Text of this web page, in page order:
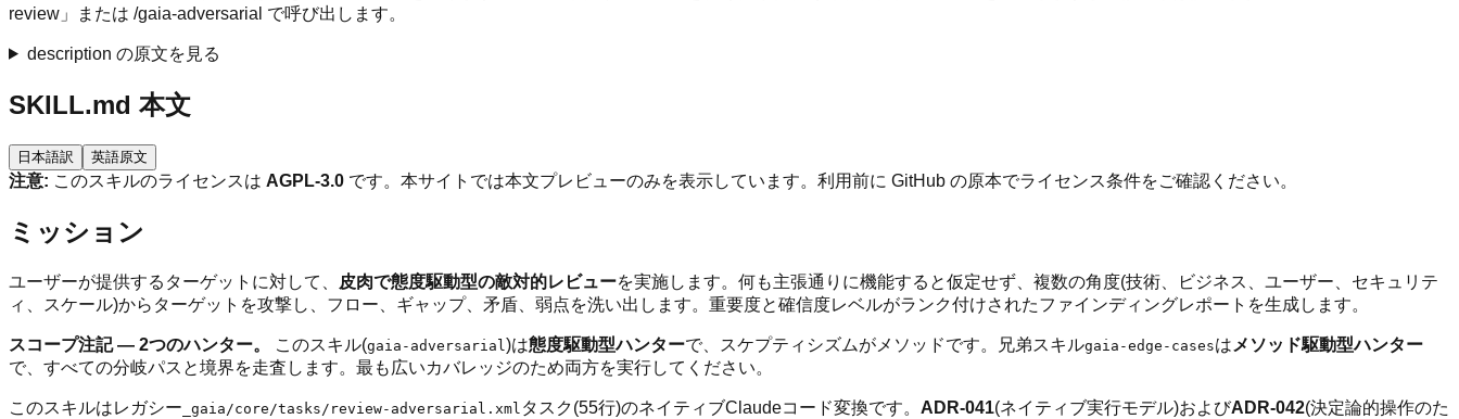
review」または /gaia-adversarial で呼び出します。
description の原文を見る
SKILL.md 本文
日本語訳 英語原文
注意: このスキルのライセンスは AGPL-3.0 です。本サイトでは本文プレビューのみを表示しています。利用前に GitHub の原本でライセンス条件をご確認ください。
ミッション
ユーザーが提供するターゲットに対して、 皮肉で態度駆動型の敵対的レビューを実施します。何も主張通りに機能すると仮定せず、複数の角度(技術、ビジネス、ユーザー、セキュリテ
ィ、スケール)からターゲットを攻撃し、フロー、ギャップ、矛盾、弱点を洗い出します。重要度と確信度レベルがランク付けされたファインディングレポートを生成します。
スコープ注記 — 2つのハンター。 このスキル(gaia-adversarial )は態度駆動型ハンターで、スケプティシズムがメソッドです。兄弟スキルgaia-edge-casesは メソッド駆動型ハンター
で、すべての分岐パスと境界を走査します。最も広いカバレッジのため両方を実行してください。
このスキルはレガシー _gaia/core/tasks/review-adversarial.xml タスク(55行)のネイティブClaudeコード変換です。 ADR-041(ネイティブ実行モデル)およびADR-042(決定論的操作のた